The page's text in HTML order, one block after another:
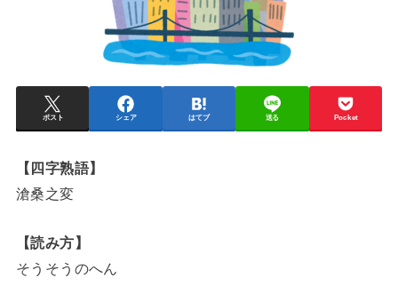
ポスト シェア はてブ 送る Pocket
【四字熟語】
滄桑之変
【読み方】
そうそうのへん